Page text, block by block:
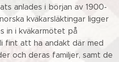
anlades i början av 1900-
kväkarsläktingar ligger
in i kväkarmötet på
fint att ha andakt där med
och deras familjer, samt de